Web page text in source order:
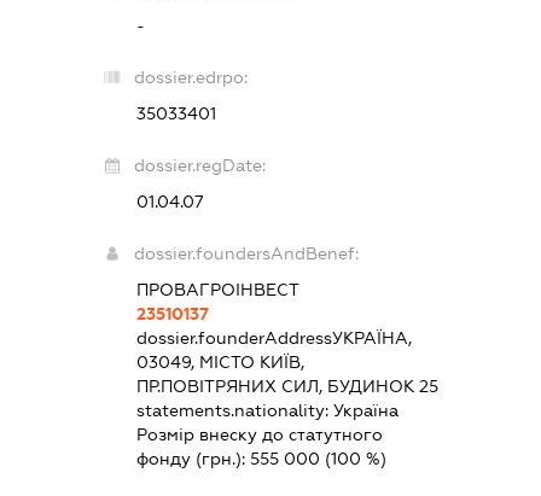
-
dossier.edrpo:
35033401
dossier.regDate:
01.04.07
dossier.foundersAndBenef:
ПРОВАГРОІНВЕСТ
23510137
dossier.founderAddressУКРАЇНА,
03049, МІСТО КИЇВ,
ПР.ПОВІТРЯНИХ СИЛ, БУДИНОК 25
statements.nationality: Україна
Розмір внеску до статутного
фонду (грн.): 555 000 (100 %)